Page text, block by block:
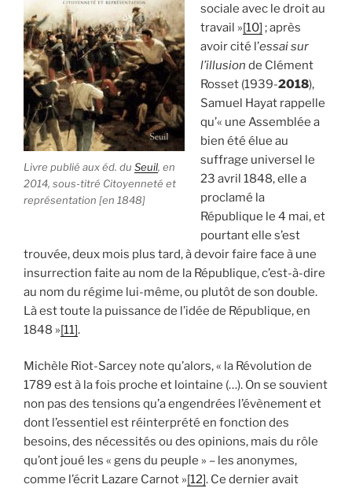
Livre publié aux éd. du Seuil, en
2014, sous-titré Citoyenneté et
représentation [en 1848]
sociale avec le droit au
travail »[10] ; après
avoir cité l’essai sur
l’illusion de Clément
Rosset (1939-2018),
Samuel Hayat rappelle
qu’« une Assemblée a
bien été élue au
suffrage universel le
23 avril 1848, elle a
proclamé la
République le 4 mai, et
pourtant elle s’est
trouvée, deux mois plus tard, à devoir faire face à une
insurrection faite au nom de la République, c’est-à-dire
au nom du régime lui-même, ou plutôt de son double.
Là est toute la puissance de l’idée de République, en
1848 »[11].
Michèle Riot-Sarcey note qu’alors, « la Révolution de
1789 est à la fois proche et lointaine (…). On se souvient
non pas des tensions qu’a engendrées l’évènement et
dont l’essentiel est réinterprété en fonction des
besoins, des nécessités ou des opinions, mais du rôle
qu’ont joué les « gens du peuple » – les anonymes,
comme l’écrit Lazare Carnot »[12]. Ce dernier avait